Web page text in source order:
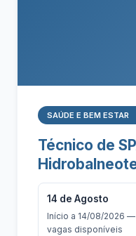
SAÚDE E BEM ESTAR
Técnico de
14 de Agosto
Início a 14/08/2026
vagas disponíveis